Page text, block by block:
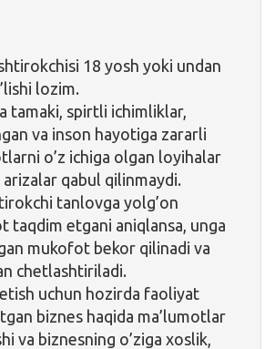
18 yosh yoki undan
lozim.
tamaki, spirtli ichimliklar,
va inson hayotiga zararli
o’z ichiga olgan loyihalar
arizalar qabul qilinmaydi.
tanlovga yolg’on
taqdim etgani aniqlansa, unga
mukofot bekor qilinadi va
chetlashtiriladi.
uchun hozirda faoliyat
biznes haqida ma’lumotlar
va biznesning o’ziga xoslik,